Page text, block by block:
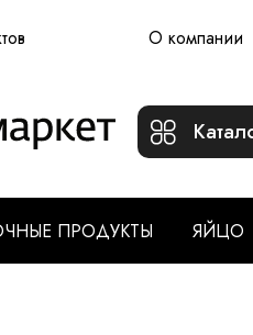
О компании
ПРОДУКТЫ ЯЙЦО